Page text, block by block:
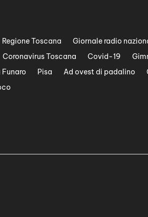
Regione Toscana Giornale radio
Coronavirus Toscana Covid-19
Funaro Pisa Ad ovest di padalino